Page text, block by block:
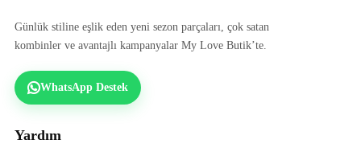
Günlük stiline eşlik eden yeni sezon parçaları, çok satan
kombinler ve avantajlı kampanyalar My Love Butik’te.
WhatsApp Destek
Yardım